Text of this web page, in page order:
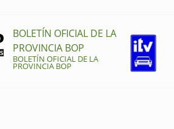
BOLETÍN OFICIAL DE LA
PROVINCIA BOP
BOLETÍN OFICIAL DE LA
PROVINCIA BOP